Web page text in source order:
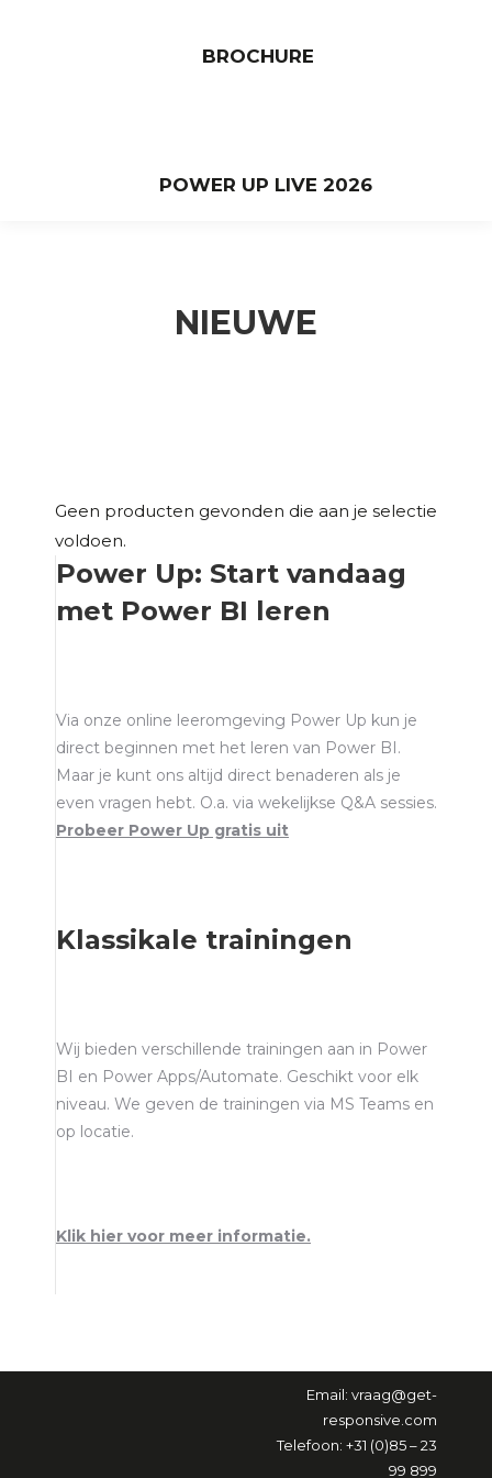
BROCHURE
POWER UP LIVE 2026
NIEUWE
Geen producten gevonden die aan je selectie
voldoen.
Power Up: Start vandaag
met Power BI leren
Via onze online leeromgeving Power Up kun je
direct beginnen met het leren van Power BI.
Maar je kunt ons altijd direct benaderen als je
even vragen hebt. O.a. via wekelijkse Q&A sessies.
Probeer Power Up gratis uit
Klassikale trainingen
Wij bieden verschillende trainingen aan in Power
BI en Power Apps/Automate. Geschikt voor elk
niveau. We geven de trainingen via MS Teams en
op locatie.
Klik hier voor meer informatie.
Email: vraag@get-
responsive.com
Telefoon: +31 (0)85 – 23
99 899